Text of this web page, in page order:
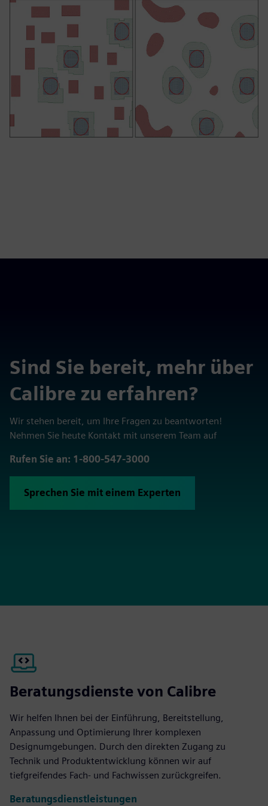
Sind Sie bereit, mehr über
Calibre zu erfahren?
Wir stehen bereit, um Ihre Fragen zu beantworten!
Nehmen Sie heute Kontakt mit unserem Team auf
Rufen Sie an: 1-800-547-3000
Sprechen Sie mit einem Experten
Beratungsdienste von Calibre
Wir helfen Ihnen bei der Einführung, Bereitstellung,
Anpassung und Optimierung Ihrer komplexen
Designumgebungen. Durch den direkten Zugang zu
Technik und Produktentwicklung können wir auf
tiefgreifendes Fach- und Fachwissen zurückgreifen.
Beratungsdienstleistungen